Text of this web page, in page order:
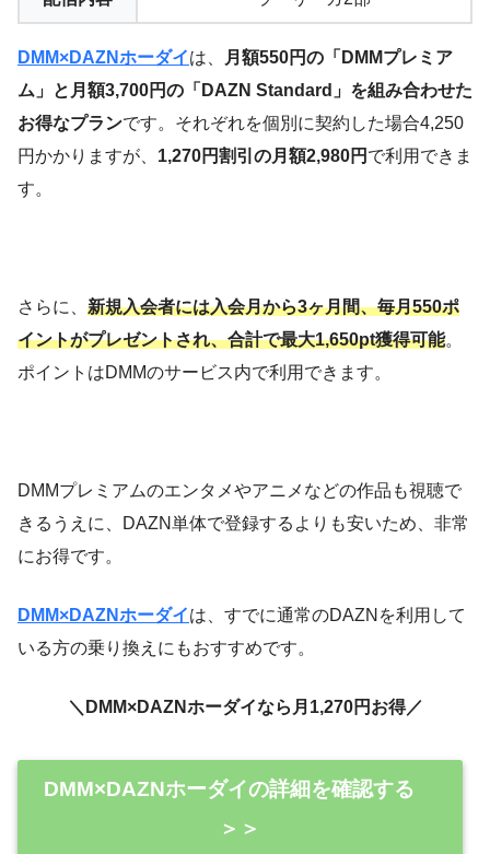
DMM×DAZNホーダイは、
月額550円の「DMMプレミア
ム」と月額3,700円の「DAZN Standard」を組み合わせた
お得なプランです。それぞれを個別に契約した場合4,250
円かかりますが、 1,270円割引の月額2,980円 で利用できま
す。
さらに、 新規入会者には入会月から3ヶ月間、毎月550ポ
イントがプレゼントされ、合計で最大1,650pt獲得可能。
ポイントはDMMのサービス内で利用できます。
DMMプレミアムのエンタメやアニメなどの作品も視聴で
きるうえに、DAZN単体で登録するよりも安いため、非常
にお得です。
DMM×DAZNホーダイは、すでに通常のDAZNを利用して
いる方の乗り換えにもおすすめです。
＼DMM×DAZNホーダイなら月1,270円お得／
DMM×DAZNホーダイの詳細を確認する
＞＞